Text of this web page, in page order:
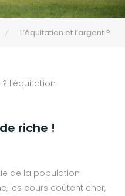
L’équitation et l’argent ?
riche !
de la population
les cours coûtent cher,